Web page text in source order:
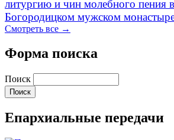
литургию и чин молебного пения
Богородицком мужском
Смотреть все →
Форма поиска
Поиск
Епархиальные передачи